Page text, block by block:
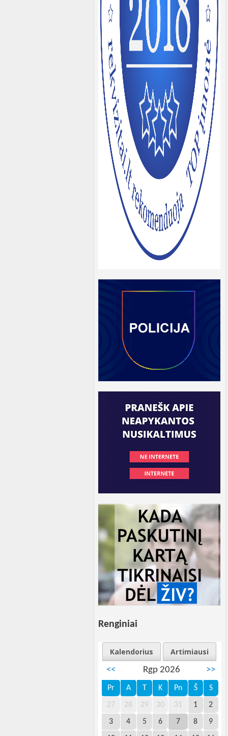
Renginiai
Kalendorius
Artimiausi
<<
Rgp 2026 >>
Pr A T K Pn Š S
27 28 29 30 31 1 2
3 4 5 6 7 8 9